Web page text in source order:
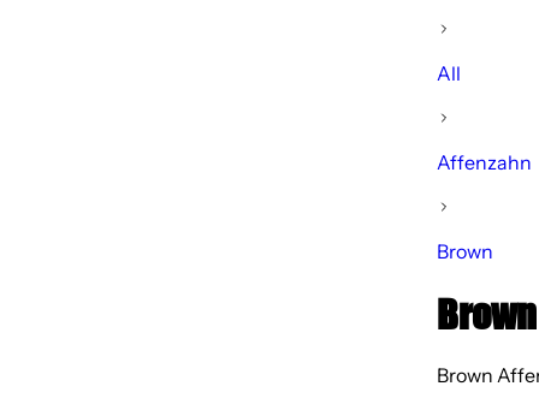
All
Affenzahn
Brown
Brown